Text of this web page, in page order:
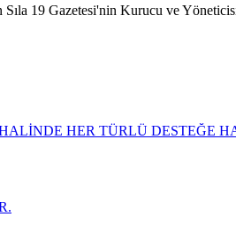
Sıla 19 Gazetesi'nin Kurucu ve
HER TÜRLÜ DESTEĞE